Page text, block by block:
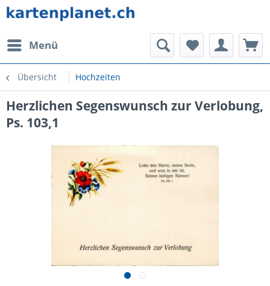
Menü
Übersicht Hochzeiten
Herzlichen Segenswunsch zur Verlobung,
Ps. 103,1